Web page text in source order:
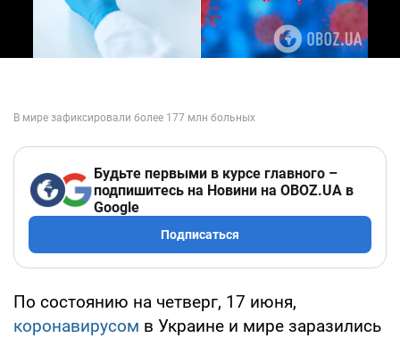
Будьте первыми в курсе главного –
подпишитесь на Новини на OBOZ.UA в
Google
Подписаться
По состоянию на четверг, 17 июня,
коронавирусом в Украине и мире заразились